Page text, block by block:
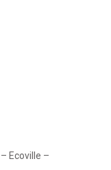
Ecoville –